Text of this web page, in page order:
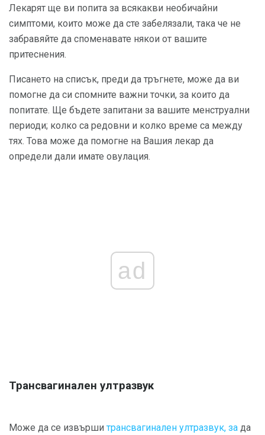
Лекарят ще ви попита за всякакви необичайни
симптоми, които може да сте забелязали, така че не
забравяйте да споменавате някои от вашите
притеснения.
Писането на списък, преди да тръгнете, може да ви
помогне да си спомните важни точки, за които да
попитате. Ще бъдете запитани за вашите менструални
периоди; колко са редовни и колко време са между
тях. Това може да помогне на Вашия лекар да
определи дали имате овулация.
ad
Трансвагинален ултразвук
Може да се извърши трансвагинален ултразвук, за да